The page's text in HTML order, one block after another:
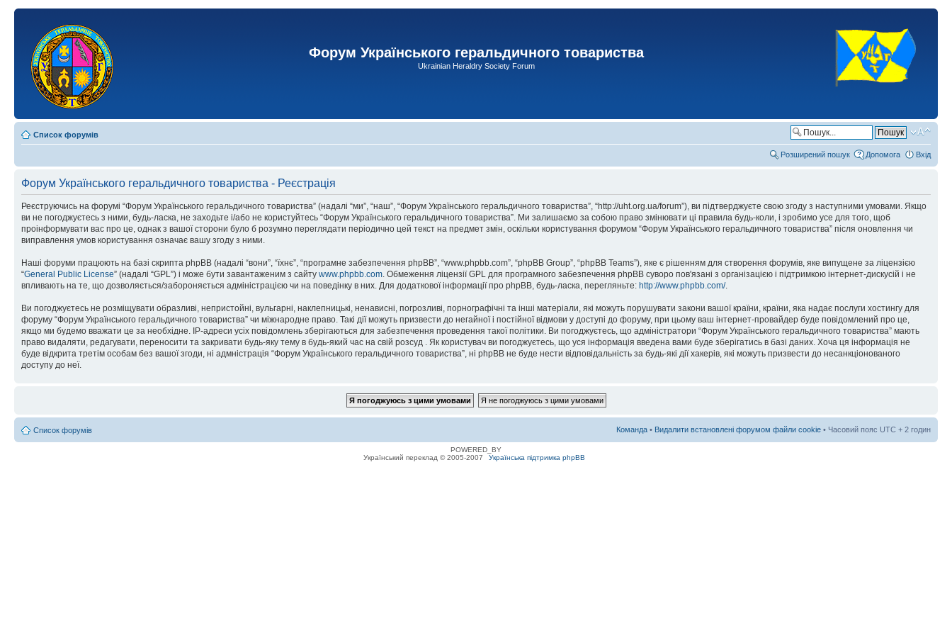
Форум Українського геральдичного товариства
Ukrainian Heraldry Society Forum
Список форумів
Розширений пошук Допомога Вхід
Форум Українського геральдичного товариства - Реєстрація
Реєструючись на форумі “Форум Українського геральдичного товариства” (надалі “ми”, “наш”, “Форум Українського геральдичного товариства”, “http://uht.org.ua/forum”), ви підтверджуєте свою згоду з наступними умовами. Якщо
ви не погоджуєтесь з ними, будь-ласка, не заходьте і/або не користуйтесь “Форум Українського геральдичного товариства”. Ми залишаємо за собою право змінювати ці правила будь-коли, і зробимо усе для того, щоб
проінформувати вас про це, однак з вашої сторони було б розумно переглядати періодично цей текст на предмет змін, оскільки користування форумом “Форум Українського геральдичного товариства” після оновлення чи
виправлення умов користування означає вашу згоду з ними.
Наші форуми працюють на базі скрипта phpBB (надалі “вони”, “їхнє”, “програмне забезпечення phpBB”, “www.phpbb.com”, “phpBB Group”, “phpBB Teams”), яке є рішенням для створення форумів, яке випущене за ліцензією
“General Public License” (надалі “GPL”) і може бути завантаженим з сайту www.phpbb.com. Обмеження ліцензії GPL для програмного забезпечення phpBB суворо пов'язані з організацією і підтримкою інтернет-дискусій і не
впливають на те, що дозволяється/забороняється адміністрацією чи на поведінку в них. Для додаткової інформації про phpBB, будь-ласка, перегляньте: http://www.phpbb.com/.
Ви погоджуєтесь не розміщувати образливі, непристойні, вульгарні, наклепницькі, ненависні, погрозливі, порнографічні та інші матеріали, які можуть порушувати закони вашої країни, країни, яка надає послуги хостингу для
форуму “Форум Українського геральдичного товариства” чи міжнародне право. Такі дії можуть призвести до негайної і постійної відмови у доступі до форуму, при цьому ваш інтернет-провайдер буде повідомлений про це,
якщо ми будемо вважати це за необхідне. IP-адреси усіх повідомлень зберігаються для забезпечення проведення такої політики. Ви погоджуєтесь, що адміністратори “Форум Українського геральдичного товариства” мають
право видаляти, редагувати, переносити та закривати будь-яку тему в будь-який час на свій розсуд . Як користувач ви погоджуєтесь, що уся інформація введена вами буде зберігатись в базі даних. Хоча ця інформація не
буде відкрита третім особам без вашої згоди, ні адмністрація “Форум Українського геральдичного товариства”, ні phpBB не буде нести відповідальність за будь-які дії хакерів, які можуть призвести до несанкціонованого
доступу до неї.
Список форумів Команда • Видалити встановлені форумом файли cookie • Часовий пояс UTC + 2 годин
POWERED_BY
Український переклад © 2005-2007
Українська підтримка phpBB